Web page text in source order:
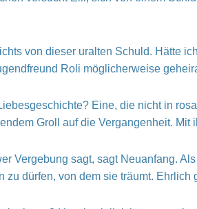
von dieser uralten Schuld. Hätte
Roli möglicherweise
Eine, die nicht in
Groll auf die Vergangenheit.
Vergebung sagt, sagt Neuanfang.
dürfen, von dem sie träumt.